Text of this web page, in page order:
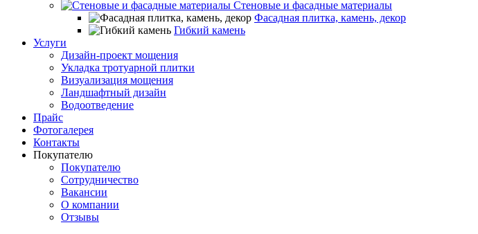
Стеновые и фасадные материалы
Фасадная плитка, камень, декор
Гибкий камень
Услуги
Дизайн-проект мощения
Укладка тротуарной плитки
Визуализация мощения
Ландшафтный дизайн
Водоотведение
Прайс
Фотогалерея
Контакты
Покупателю
Покупателю
Сотрудничество
Вакансии
О компании
Отзывы